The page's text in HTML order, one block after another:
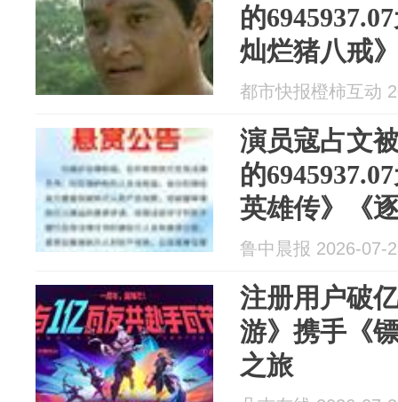
的
灿烂猪八戒
《逐玉》《
都市快报橙柿互动
演员寇占文
的
英雄传》《
鲁中晨报 2026-07-
注册用户破
游》携手《
之旅